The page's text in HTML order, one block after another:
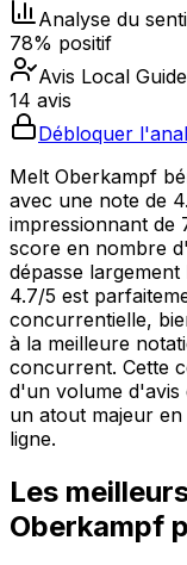
Analyse du
78% positif
Avis Local
14 avis
Débloquer
Melt Oberkampf
avec une note de
impressionnant de
score en nombre
dépasse
4.7/5 est
concurrentielle,
à la meilleure
concurrent. Cette
d'un volume d'avis
un atout majeur en
ligne.
Les
Oberkampf